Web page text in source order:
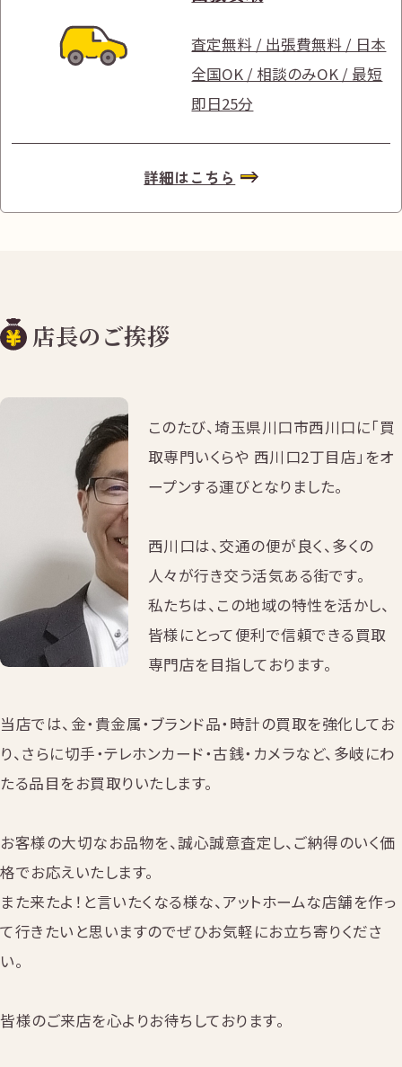
査定無料 / 出張費無料 / 日本
全国OK / 相談のみOK / 最短
即日25分
詳細はこちら
店長のご挨拶
このたび、埼玉県川口市西川口に「買
取専門いくらや 西川口2丁目店」をオ
ープンする運びとなりました。
西川口は、交通の便が良く、多くの
人々が行き交う活気ある街です。
私たちは、この地域の特性を活かし、
皆様にとって便利で信頼できる買取
専門店を目指しております。
当店では、金・貴金属・ブランド品・時計の買取を強化してお
り、さらに切手・テレホンカード・古銭・カメラなど、多岐にわ
たる品目をお買取りいたします。
お客様の大切なお品物を、誠心誠意査定し、ご納得のいく価
格でお応えいたします。
また来たよ！と言いたくなる様な、アットホームな店舗を作っ
て行きたいと思いますのでぜひお気軽にお立ち寄りくださ
い。
皆様のご来店を心よりお待ちしております。